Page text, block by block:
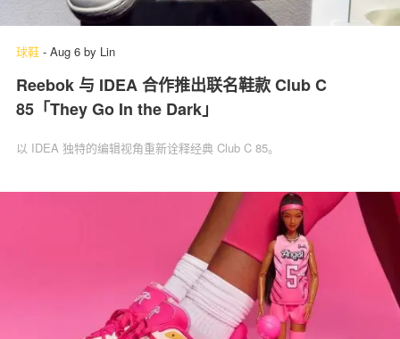
球鞋 - Aug 6 by Lin
Reebok 与 IDEA 合作推出联名鞋款 Club C
85「They Go In the Dark」
以 IDEA 独特的编辑视角重新诠释经典 Club C 85。